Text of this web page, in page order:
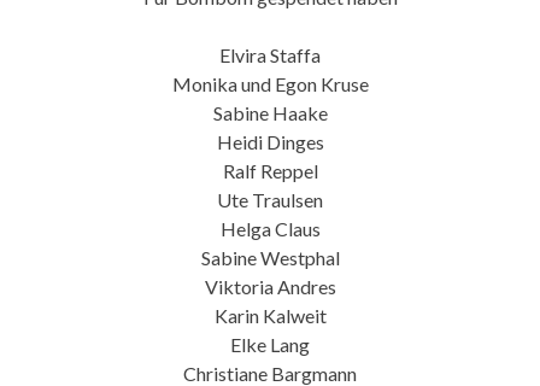
Elvira Staffa
Monika und Egon Kruse
Sabine Haake
Heidi Dinges
Ralf Reppel
Ute Traulsen
Helga Claus
Sabine Westphal
Viktoria Andres
Karin Kalweit
Elke Lang
Christiane Bargmann